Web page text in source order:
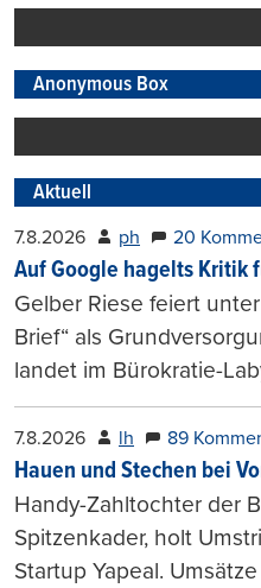
Anonymous Box
Aktuell
7.8.2026 ph 20
Auf Google hagelts Kritik
Gelber Riese feiert
Brief“ als
landet im Bürokratie-
7.8.2026 lh 89
Hauen und Stechen bei
Handy-Zahltochter der
Spitzenkader, holt
Startup Yapeal.